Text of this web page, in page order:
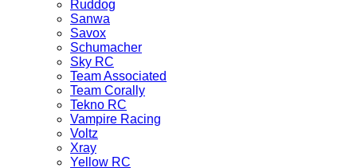
Ruddog
Sanwa
Savox
Schumacher
Sky RC
Team Associated
Team Corally
Tekno RC
Vampire Racing
Voltz
Xray
Yellow RC